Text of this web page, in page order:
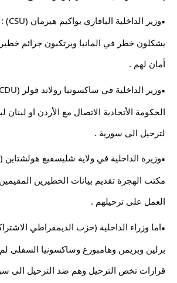
▪︎
أمان لهم .
▪︎
لترحيل الى سورية .
▪︎
العمل على ترحيلهم .
▪︎
قرارات تخص الترحيل وهم ضد الترحيل الى